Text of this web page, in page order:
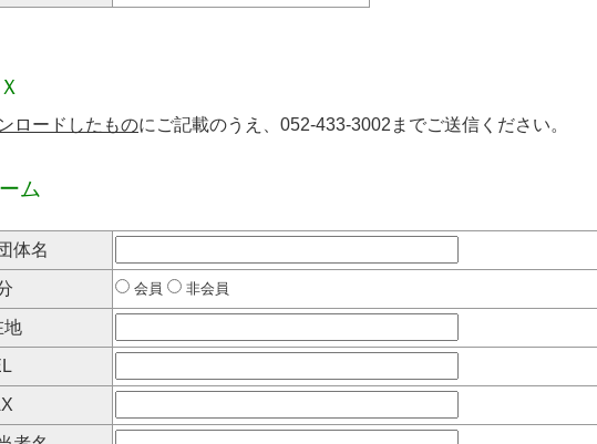
ロードしたものにご記載のうえ、052-433-3002までご送信ください。
ム
体名
会員 非会員
地